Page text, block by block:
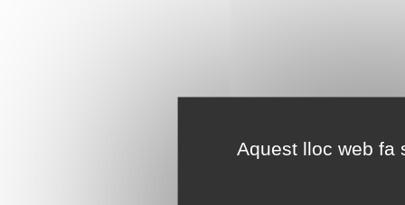
Aquest lloc web fa